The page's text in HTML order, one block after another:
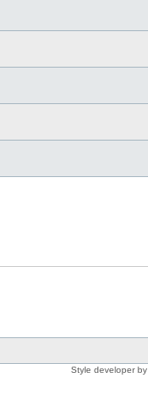
Style developer by